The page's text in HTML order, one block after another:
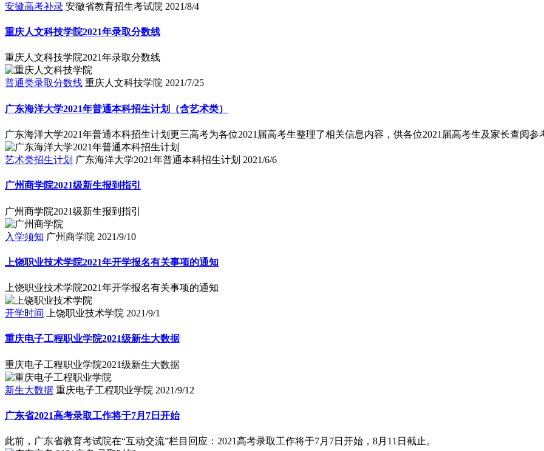
安徽高考补录 安徽省教育招生考试院 2021/8/4
重庆人文科技学院2021年录取分数线
重庆人文科技学院2021年录取分数线
普通类录取分数线 重庆人文科技学院 2021/7/25
广东海洋大学2021年普通本科招生计划（含艺术类）
广东海洋大学2021年普通本科招生计划更三高考为各位2021届高考生整理了相关信息内容，供各位2021届高考生及家长查阅参
艺术类招生计划 广东海洋大学2021年普通本科招生计划 2021/6/6
广州商学院2021级新生报到指引
广州商学院2021级新生报到指引
入学须知 广州商学院 2021/9/10
上饶职业技术学院2021年开学报名有关事项的通知
上饶职业技术学院2021年开学报名有关事项的通知
开学时间 上饶职业技术学院 2021/9/1
重庆电子工程职业学院2021级新生大数据
重庆电子工程职业学院2021级新生大数据
新生大数据 重庆电子工程职业学院 2021/9/12
广东省2021高考录取工作将于7月7日开始
此前，广东省教育考试院在“互动交流”栏目回应：2021高考录取工作将于7月7日开始，8月11日截止。